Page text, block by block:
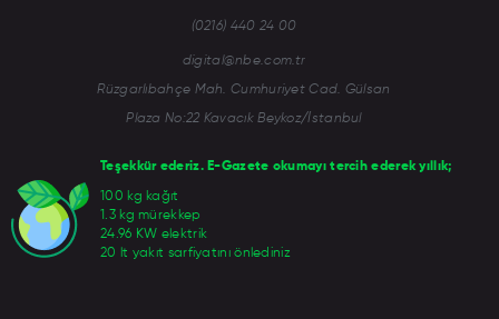
Teşekkür ederiz. E-Gazete okumayı tercih ederek yıllık;
100 kg kağıt
1.3 kg mürekkep
24.96 KW elektrik
20 lt yakıt sarfiyatını önlediniz
(0216) 440 24 00
digital@nbe.com.tr
Rüzgarlıbahçe Mah. Cumhuriyet Cad. Gülsan
Plaza No:22 Kavacık Beykoz/İstanbul